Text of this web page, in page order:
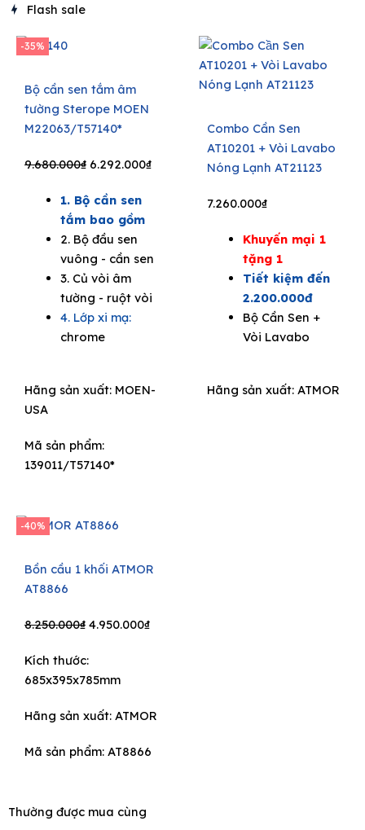
Flash sale
-35%
Bộ cần sen tắm âm
tường Sterope MOEN
M22063/T57140*
9.680.000₫ Original
was:
9.680.000₫.
6.292.000₫Current
1. Bộ cần sen
tắm bao gồm
2. Bộ đầu sen
vuông - cần sen
3. Củ vòi âm
tường - ruột vòi
4. Lớp xi mạ:
chrome
Hãng sản xuất: MOEN-
USA
Mã sản phẩm:
139011/T57140*
Combo Cần Sen
AT10201 + Vòi Lavabo
Nóng Lạnh AT21123
7.260.000₫
Khuyến mại 1
tặng 1
Tiết kiệm đến
2.200.000đ
Bộ Cần Sen +
Vòi Lavabo
Hãng sản xuất: ATMOR
-40%
Bồn cầu 1 khối ATMOR
AT8866
8.250.000₫ Original
was:
8.250.000₫.
4.950.000₫Current
Kích thước:
685x395x785mm
Hãng sản xuất: ATMOR
Mã sản phẩm: AT8866
Thường được mua cùng